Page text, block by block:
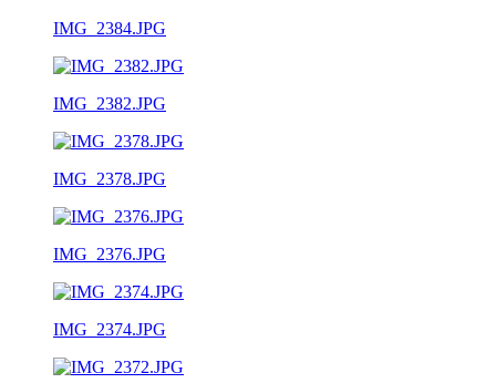
IMG_2384.JPG
IMG_2382.JPG
IMG_2378.JPG
IMG_2376.JPG
IMG_2374.JPG